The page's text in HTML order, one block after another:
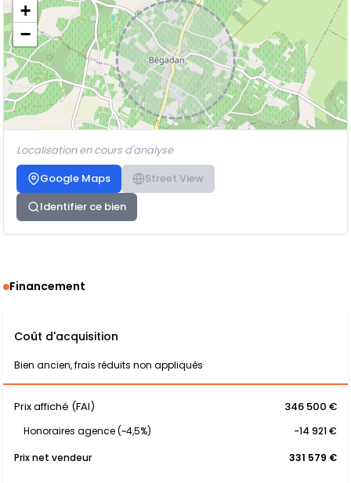
+
−
Localisation en cours d'analyse
Google Maps
Street View
Identifier ce bien
Financement
Coût d'acquisition
Bien ancien, frais réduits non appliqués
Prix affiché (FAI) 346 500 €
Honoraires agence (~4,5%)
-14 921 €
Prix net vendeur
331 579 €